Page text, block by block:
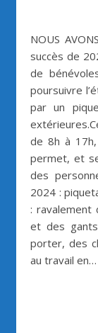
NOUS AVONS ENCORE BESOIN DE VOUS Fort du
succès de
de
poursuivre
par un
de 8h à
permet, et
des
2024 :
: ravalement
et des
porter, des
au travail en…